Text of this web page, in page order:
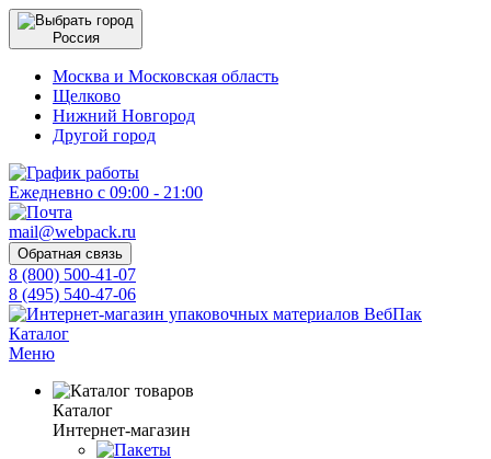
Россия
Москва и Московская область
Щелково
Нижний Новгород
Другой город
Ежедневно с 09:00 - 21:00
mail@webpack.ru
Обратная связь
8 (800) 500-41-07
8 (495) 540-47-06
Каталог
Меню
Каталог
Интернет-магазин